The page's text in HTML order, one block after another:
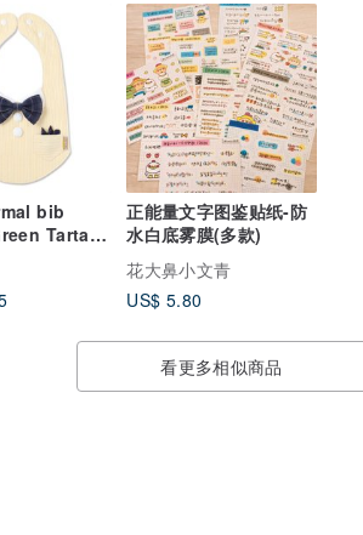
bib
Tartan
正能量文字图鉴贴纸-防
水白底雾膜(多款)
花大鼻小文青
US$ 5.80
看更多相似商品